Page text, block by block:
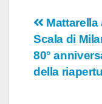
articoli
Mattarella
Scala di
80°
della